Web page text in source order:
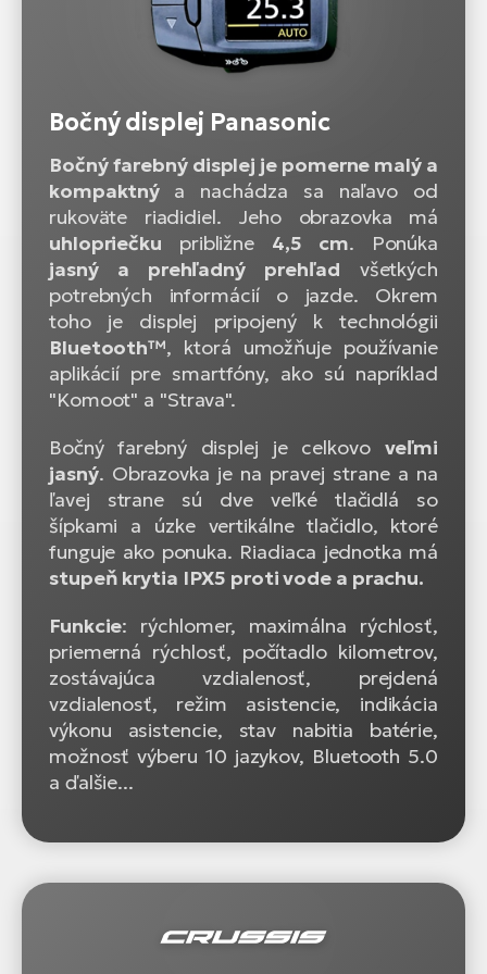
Bočný displej Panasonic
Bočný farebný displej je pomerne malý a
kompaktný a nachádza sa naľavo od
rukoväte riadidiel. Jeho obrazovka má
uhlopriečku približne 4,5 cm. Ponúka
jasný a prehľadný prehľad všetkých
potrebných informácií o jazde. Okrem
toho je displej pripojený k technológii
Bluetooth™, ktorá umožňuje používanie
aplikácií pre smartfóny, ako sú napríklad
"Komoot" a "Strava".
Bočný farebný displej je celkovo veľmi
jasný. Obrazovka je na pravej strane a na
ľavej strane sú dve veľké tlačidlá so
šípkami a úzke vertikálne tlačidlo, ktoré
funguje ako ponuka. Riadiaca jednotka má
stupeň krytia IPX5 proti vode a prachu.
Funkcie: rýchlomer, maximálna rýchlosť,
priemerná rýchlosť, počítadlo kilometrov,
zostávajúca vzdialenosť, prejdená
vzdialenosť, režim asistencie, indikácia
výkonu asistencie, stav nabitia batérie,
možnosť výberu 10 jazykov, Bluetooth 5.0
a ďalšie...